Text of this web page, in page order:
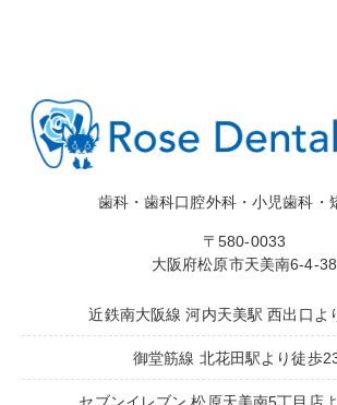
歯科・歯科口腔外科・小児歯科・
〒580-0033
大阪府松原市天美南6-4-38
近鉄南大阪線 河内天美駅 西出口よ
御堂筋線 北花田駅より徒歩
セブンイレブン 松原天美南5丁目店